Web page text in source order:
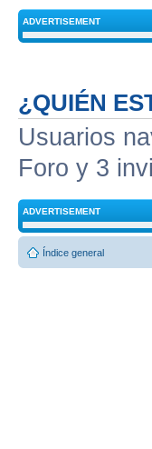
ADVERTISEMENT
¿QUIÉN
Usuarios
Foro y 3
ADVERTISEMENT
Índice general